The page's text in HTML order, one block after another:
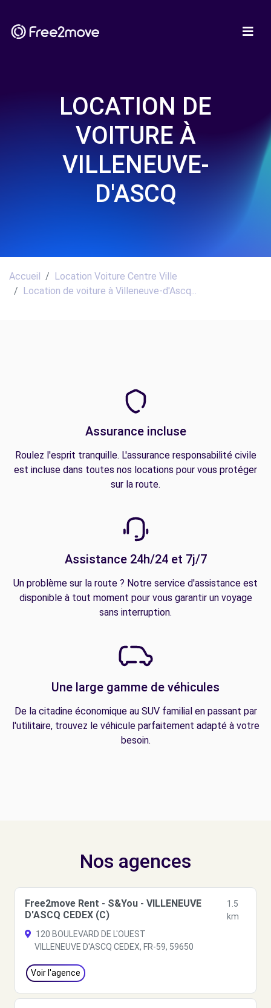
LOCATION DE
VOITURE À
VILLENEUVE-
D'ASCQ
Accueil
Location Voiture Centre Ville
Location de voiture à Villeneuve-d'Ascq...
Assurance incluse
Roulez l'esprit tranquille. L'assurance responsabilité civile
est incluse dans toutes nos locations pour vous protéger
sur la route.
Assistance 24h/24 et 7j/7
Un problème sur la route ? Notre service d'assistance est
disponible à tout moment pour vous garantir un voyage
sans interruption.
Une large gamme de véhicules
De la citadine économique au SUV familial en passant par
l'utilitaire, trouvez le véhicule parfaitement adapté à votre
besoin.
Nos agences
Free2move Rent - S&You - VILLENEUVE
D'ASCQ CEDEX (C)
1.5
km
120 BOULEVARD DE L'OUEST
VILLENEUVE D'ASCQ CEDEX, FR-59, 59650
Voir l'agence